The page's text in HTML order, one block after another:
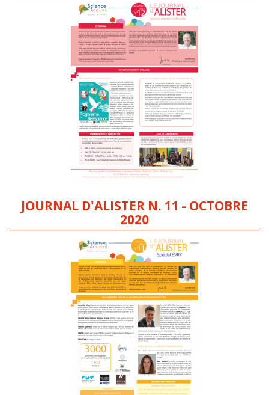
JOURNAL D'ALISTER N. 11 - OCTOBRE
2020